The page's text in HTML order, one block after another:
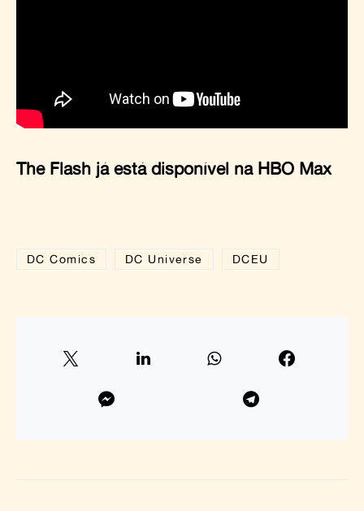
The Flash já está disponível na HBO Max
DC Comics DC Universe DCEU